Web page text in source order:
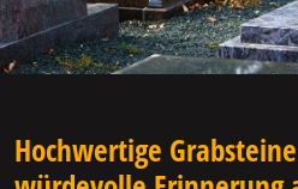
Hochwertige